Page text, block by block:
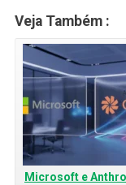
Veja Também :
Microsoft e